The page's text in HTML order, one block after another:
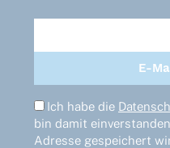
Ich habe die
bin damit
Adresse gespeichert